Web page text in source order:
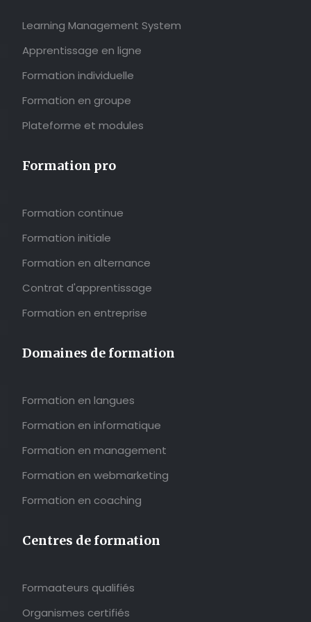
Learning Management System
Apprentissage en ligne
Formation individuelle
Formation en groupe
Plateforme et modules
Formation pro
Formation continue
Formation initiale
Formation en alternance
Contrat d'apprentissage
Formation en entreprise
Domaines de formation
Formation en langues
Formation en informatique
Formation en management
Formation en webmarketing
Formation en coaching
Centres de formation
Formaateurs qualifiés
Organismes certifiés